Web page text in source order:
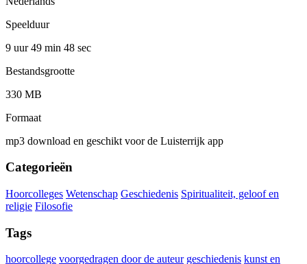
Speelduur
9 uur 49 min 48 sec
Bestandsgrootte
330 MB
Formaat
mp3 download en geschikt voor de Luisterrijk app
Categorieën
Hoorcolleges Wetenschap Geschiedenis Spiritualiteit, geloof en
religie Filosofie
Tags
hoorcollege voorgedragen door de auteur geschiedenis kunst en